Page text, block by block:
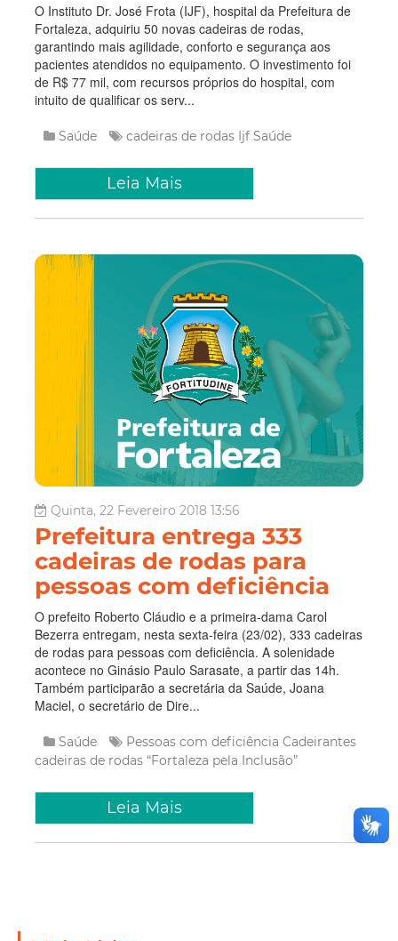
O Instituto Dr. José Frota (IJF), hospital da Prefeitura de
Fortaleza, adquiriu 50 novas cadeiras de rodas,
garantindo mais agilidade, conforto e segurança aos
pacientes atendidos no equipamento. O investimento foi
de R$ 77 mil, com recursos próprios do hospital, com
intuito de qualificar os serv...
Saúde cadeiras de rodas Ijf Saúde
Leia Mais
Quinta, 22 Fevereiro 2018 13:56
Prefeitura entrega 333
cadeiras de rodas para
pessoas com deficiência
O prefeito Roberto Cláudio e a primeira-dama Carol
Bezerra entregam, nesta sexta-feira (23/02), 333 cadeiras
de rodas para pessoas com deficiência. A solenidade
acontece no Ginásio Paulo Sarasate, a partir das 14h.
Também participarão a secretária da Saúde, Joana
Maciel, o secretário de Dire...
Saúde Pessoas com deficiência Cadeirantes
cadeiras de rodas “Fortaleza pela Inclusão”
Leia Mais